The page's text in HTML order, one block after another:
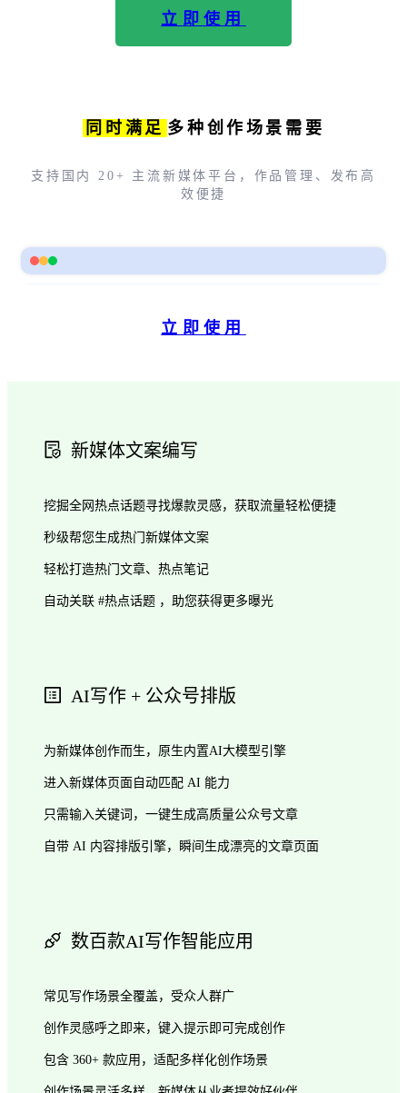
立即使用
同时满足 多种创作场景需要
支持国内 20+ 主流新媒体平台，作品管理、发布高
效便捷
立即使用
新媒体文案编写
挖掘全网热点话题寻找爆款灵感，获取流量轻松便捷
秒级帮您生成热门新媒体文案
轻松打造热门文章、热点笔记
自动关联 #热点话题 ，助您获得更多曝光
AI写作 + 公众号排版
为新媒体创作而生，原生内置AI大模型引擎
进入新媒体页面自动匹配 AI 能力
只需输入关键词，一键生成高质量公众号文章
自带 AI 内容排版引擎，瞬间生成漂亮的文章页面
数百款AI写作智能应用
常见写作场景全覆盖，受众人群广
创作灵感呼之即来，键入提示即可完成创作
包含 360+ 款应用，适配多样化创作场景